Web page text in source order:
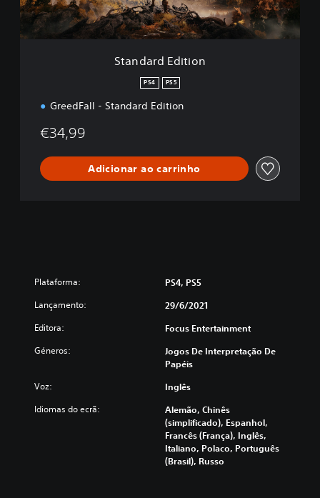
d
t
Standard Edition
PS4 PS5
GreedFall - Standard Edition
€34,99
Adicionar ao carrinho
Plataforma: PS4, PS5
Lançamento: 29/6/2021
Editora: Focus Entertainment
Géneros:
Jogos De Interpretação De
Papéis
Voz: Inglês
Idiomas do ecrã:
Alemão, Chinês
(simplificado), Espanhol,
Francês (França), Inglês,
Italiano, Polaco, Português
(Brasil), Russo